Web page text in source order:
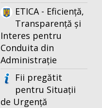
ETICA - Eficiență,
Transparență și
Interes pentru
Conduita din
Administrație
Fii pregătit
pentru Situații
de Urgență